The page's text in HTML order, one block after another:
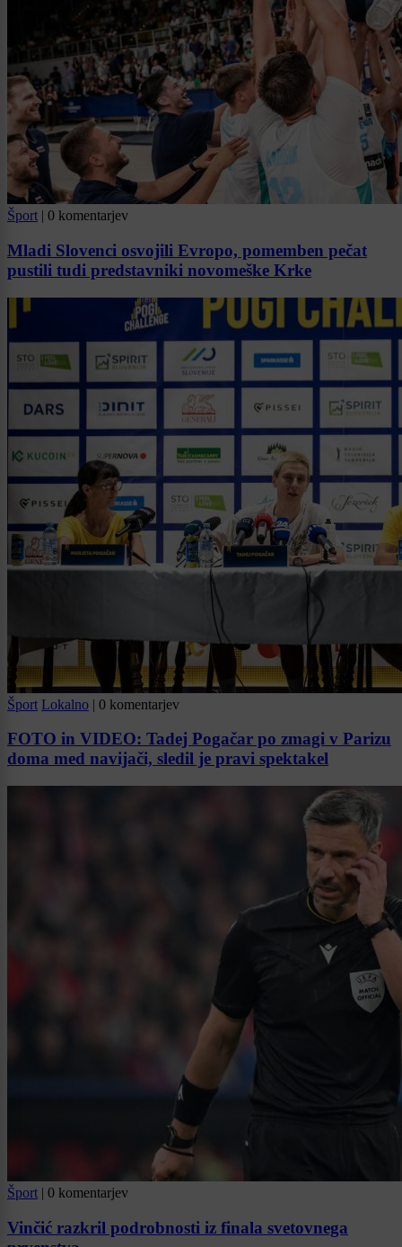
Šport | 0 komentarjev
Mladi Slovenci osvojili Evropo, pomemben pečat
pustili tudi predstavniki novomeške Krke
Šport Lokalno | 0 komentarjev
FOTO in VIDEO: Tadej Pogačar po zmagi v Parizu
doma med navijači, sledil je pravi spektakel
Šport | 0 komentarjev
Vinčić razkril podrobnosti iz finala svetovnega